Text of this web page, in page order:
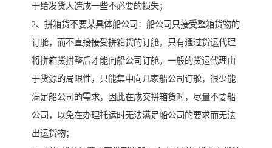
于给发货人造成一些不必要的损失；
2、拼箱货不要某具体船公司：船公司只接受整箱货物的
订舱，而不直接接受拼箱货的订舱，只有通过货运代理
将拼箱货拼整后才能向船公司订舱。一般的货运代理由
于货源的局限性，只能集中向几家船公司订舱，很少能
满足船公司的需求，因此在成交拼箱货时，尽量不要船
公司，以免在办理托运时无法满足船公司的要求而无法
出运货物；